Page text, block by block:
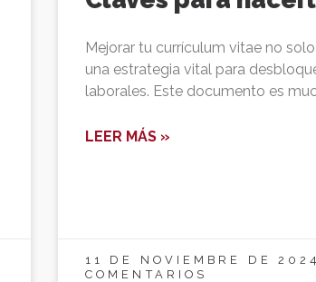
Mejorar tu currículum vitae no
una estrategia vital para
laborales. Este documento es
LEER MÁS »
11 DE NOVIEMBRE DE
COMENTARIOS